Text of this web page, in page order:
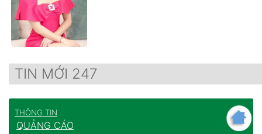
TIN MỚI 247
THÔNG TIN
QUẢNG CÁO